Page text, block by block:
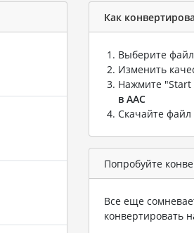
Как
Выберите файл
Изменить
Нажмите "Start
в AAC
Скачайте файл
Попробуйте
Все еще
конвертировать